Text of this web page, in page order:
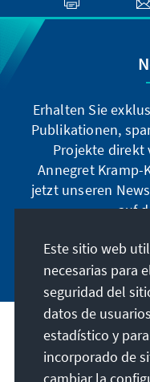
Erhalten Sie
Publikationen,
Projekte direkt
Annegret Kramp-
jetzt unseren
auf
Nuestra misión
Este sitio web
necesarias para
seguridad del
datos de
estadístico y
incorporado de
cambiar la